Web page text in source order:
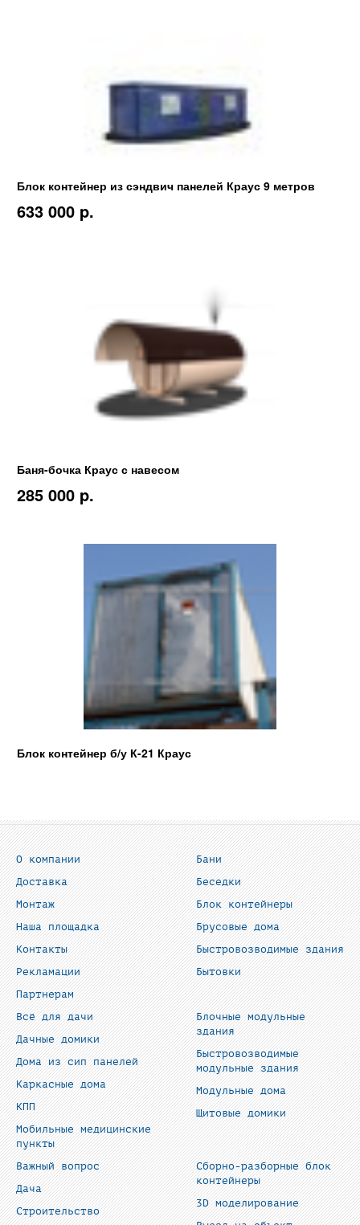
Блок контейнер из сэндвич панелей Краус 9 метров
633 000 p.
Баня-бочка Краус с навесом
285 000 p.
Блок контейнер б/у К-21 Краус
О компании
Доставка
Монтаж
Наша площадка
Контакты
Рекламации
Партнерам
Бани
Беседки
Блок контейнеры
Брусовые дома
Быстровозводимые здания
Бытовки
Всё для дачи
Дачные домики
Дома из сип панелей
Каркасные дома
КПП
Мобильные медицинские
пункты
Блочные модульные
здания
Быстровозводимые
модульные здания
Модульные дома
Щитовые домики
Важный вопрос
Дача
Строительство
Сборно-разборные блок
контейнеры
3D моделирование